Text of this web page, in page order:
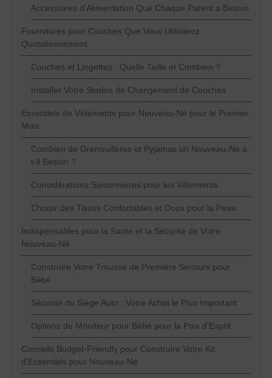
Accessoires d'Alimentation Que Chaque Parent a Besoin
Fournitures pour Couches Que Vous Utiliserez
Quotidiennement
Couches et Lingettes : Quelle Taille et Combien ?
Installer Votre Station de Changement de Couches
Essentiels de Vêtements pour Nouveau-Né pour le Premier
Mois
Combien de Grenouillères et Pyjamas un Nouveau-Né a-
t-il Besoin ?
Considérations Saisonnières pour les Vêtements
Choisir des Tissus Confortables et Doux pour la Peau
Indispensables pour la Santé et la Sécurité de Votre
Nouveau-Né
Construire Votre Trousse de Premiers Secours pour
Bébé
Sécurité du Siège Auto : Votre Achat le Plus Important
Options de Moniteur pour Bébé pour la Paix d'Esprit
Conseils Budget-Friendly pour Construire Votre Kit
d'Essentiels pour Nouveau-Né